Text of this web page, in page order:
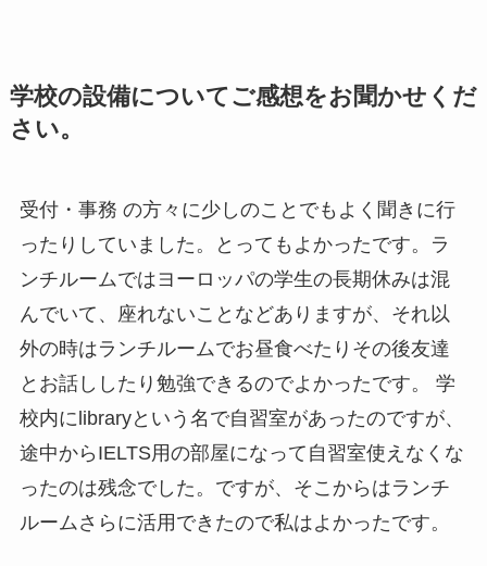
学校の設備についてご感想をお聞かせくだ
さい。
受付・事務 の方々に少しのことでもよく聞きに行
ったりしていました。とってもよかったです。ラ
ンチルームではヨーロッパの学生の長期休みは混
んでいて、座れないことなどありますが、それ以
外の時はランチルームでお昼食べたりその後友達
とお話ししたり勉強できるのでよかったです。 学
校内にlibraryという名で自習室があったのですが、
途中からIELTS用の部屋になって自習室使えなくな
ったのは残念でした。ですが、そこからはランチ
ルームさらに活用できたので私はよかったです。